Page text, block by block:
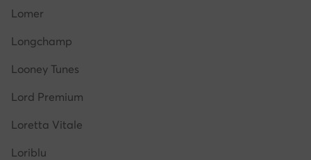
Lomer
Longchamp
Looney Tunes
Lord Premium
Loretta Vitale
Loriblu